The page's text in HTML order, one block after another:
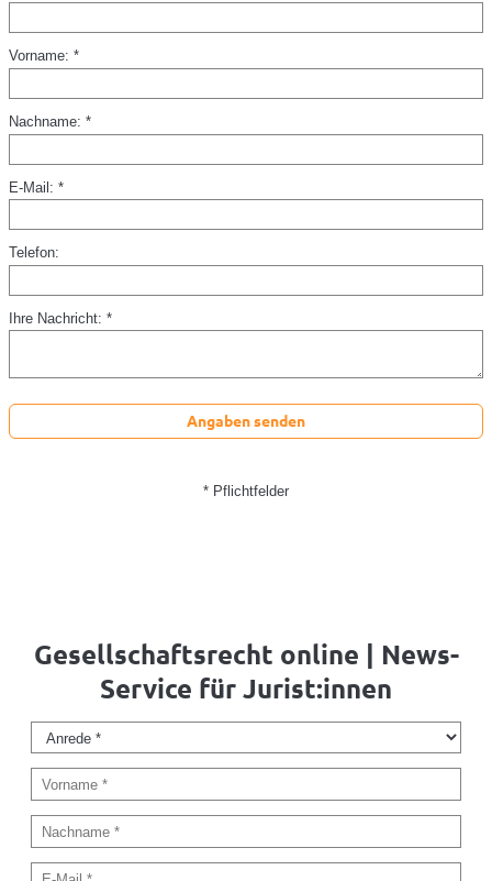
Vorname: *
Nachname: *
E-Mail: *
Telefon:
Ihre Nachricht: *
Angaben senden
* Pflichtfelder
Gesellschaftsrecht online | News-
Service für Jurist:innen